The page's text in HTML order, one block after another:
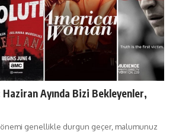
Haziran Ayında Bizi Bekleyenler,
genellikle durgun geçer, malumunuz